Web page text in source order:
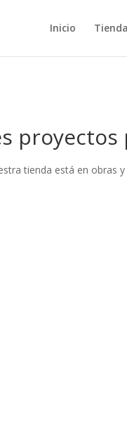
Inicio Tienda
tienda está en obras